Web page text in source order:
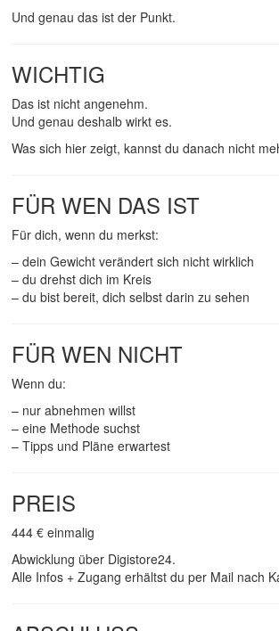
Und genau das ist der Punkt.
WICHTIG
Das ist nicht angenehm.
Und genau deshalb wirkt es.
Was sich hier zeigt, kannst du danach nicht
FÜR WEN DAS IST
Für dich, wenn du merkst:
– dein Gewicht verändert sich nicht wirklich
– du drehst dich im Kreis
– du bist bereit, dich selbst darin zu sehen
FÜR WEN NICHT
Wenn du:
– nur abnehmen willst
– eine Methode suchst
– Tipps und Pläne erwartest
PREIS
444 € einmalig
Abwicklung über Digistore24.
Alle Infos + Zugang erhältst du per Mail nach